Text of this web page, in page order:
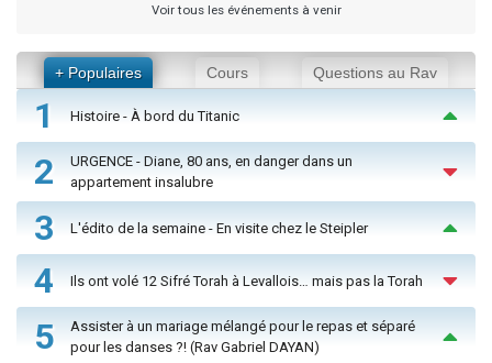
Voir tous les événements à venir
+ Populaires Cours Questions au Rav
1 Histoire - À bord du Titanic
2
URGENCE - Diane, 80 ans, en danger dans un
appartement insalubre
3 L'édito de la semaine - En visite chez le Steipler
4 Ils ont volé 12 Sifré Torah à Levallois… mais pas la Torah
5
Assister à un mariage mélangé pour le repas et séparé
pour les danses ?! (Rav Gabriel DAYAN)